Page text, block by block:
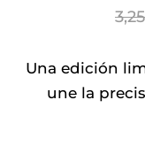
Una edición
une la